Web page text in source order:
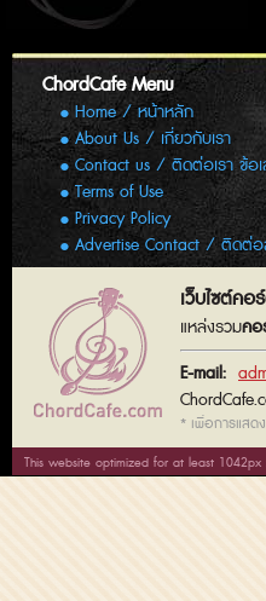
ChordCafe Menu
Home / หน้าหลัก
About Us / เกี่ยวกับเรา
Contact us / ติดต่อเรา ข้อ
Terms of Use
Privacy Policy
Advertise Contact / ติดต่
เว็บไซต์คอ
แหล่งรวมคอ
E-mail:
* เพื่อการแสด
This website optimized for at least